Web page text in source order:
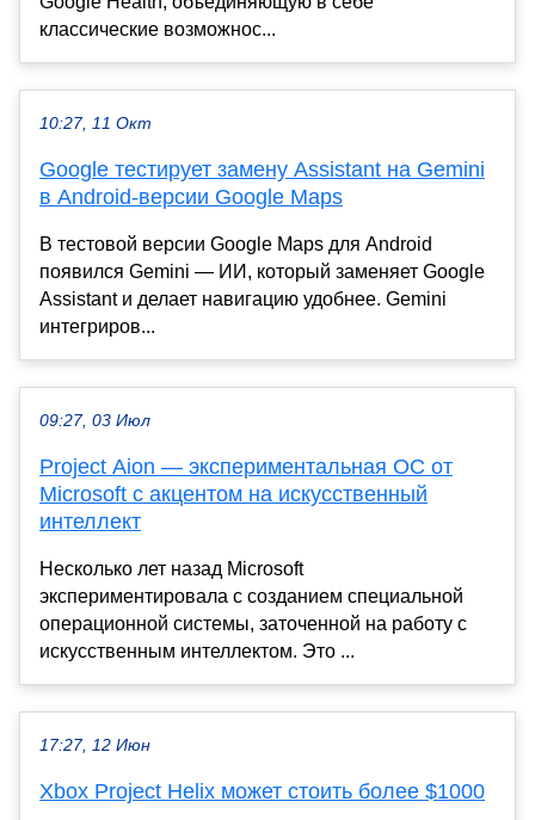
классические возможнос...
10:27, 11 Окт
Google тестирует замену Assistant на Gemini
в Android-версии Google Maps
В тестовой версии Google Maps для Android
появился Gemini — ИИ, который заменяет Google
Assistant и делает навигацию удобнее. Gemini
интегриров...
09:27, 03 Июл
Project Aion — экспериментальная ОС от
Microsoft с акцентом на искусственный
интеллект
Несколько лет назад Microsoft
экспериментировала с созданием специальной
операционной системы, заточенной на работу с
искусственным интеллектом. Это ...
17:27, 12 Июн
Xbox Project Helix может стоить более $1000